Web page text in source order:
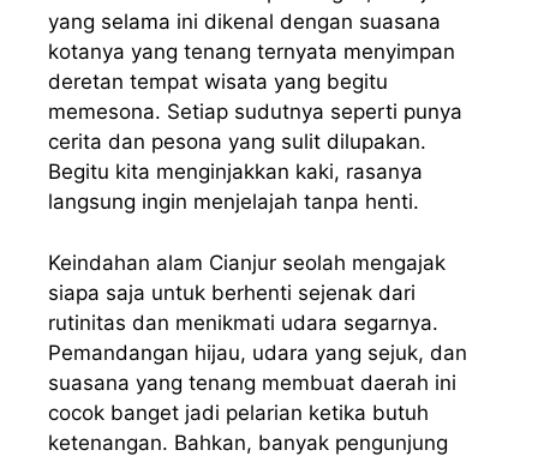
yang selama ini dikenal dengan suasana
kotanya yang tenang ternyata menyimpan
deretan tempat wisata yang begitu
memesona. Setiap sudutnya seperti punya
cerita dan pesona yang sulit dilupakan.
Begitu kita menginjakkan kaki, rasanya
langsung ingin menjelajah tanpa henti.
Keindahan alam Cianjur seolah mengajak
siapa saja untuk berhenti sejenak dari
rutinitas dan menikmati udara segarnya.
Pemandangan hijau, udara yang sejuk, dan
suasana yang tenang membuat daerah ini
cocok banget jadi pelarian ketika butuh
ketenangan. Bahkan, banyak pengunjung